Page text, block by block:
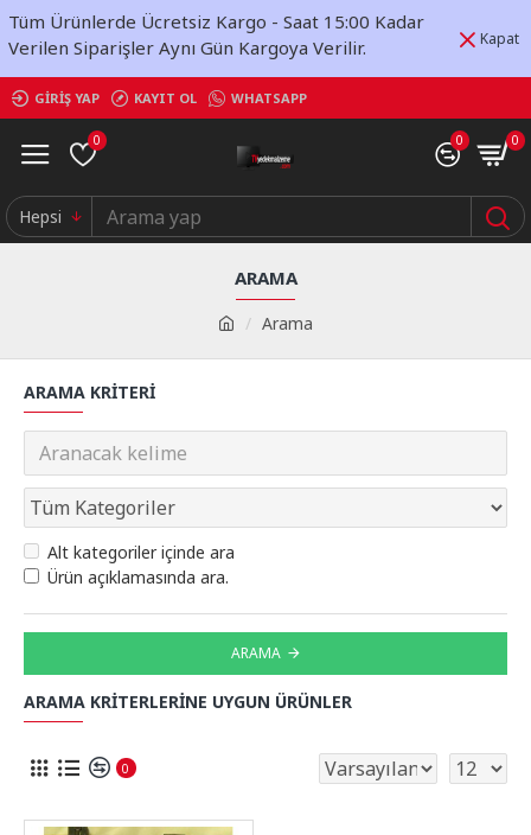
Tüm Ürünlerde Ücretsiz Kargo - Saat 15:00 Kadar
Verilen Siparişler Aynı Gün Kargoya Verilir.
Kapat
GIRIŞ YAP KAYIT OL WHATSAPP
0 0 0
Hepsi
Arama
ARAMA
ARAMA KRITERI
Alt kategoriler içinde ara
Ürün açıklamasında ara.
ARAMA
ARAMA KRITERLERINE UYGUN ÜRÜNLER
0